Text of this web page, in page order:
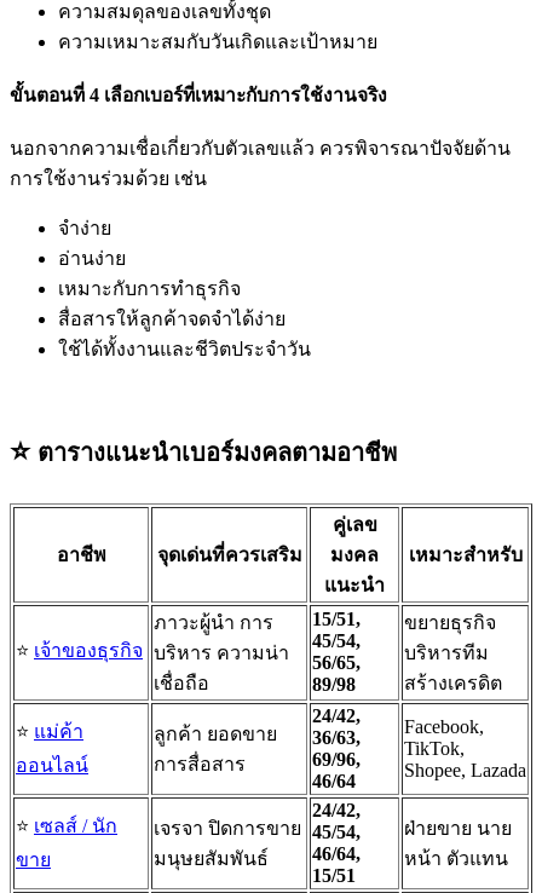
ความสมดุลของเลขทั้งชุด
ความเหมาะสมกับวันเกิดและเป้าหมาย
ขั้นตอนที่ 4 เลือกเบอร์ที่เหมาะกับการใช้งานจริง
นอกจากความเชื่อเกี่ยวกับตัวเลขแล้ว ควรพิจารณาปัจจัยด้าน
การใช้งานร่วมด้วย เช่น
จำง่าย
อ่านง่าย
เหมาะกับการทำธุรกิจ
สื่อสารให้ลูกค้าจดจำได้ง่าย
ใช้ได้ทั้งงานและชีวิตประจำวัน
⭐️ ตารางแนะนำเบอร์มงคลตามอาชีพ
อาชีพ จุดเด่นที่ควรเสริม
คู่เลข
มงคล
แนะนำ
เหมาะสำหรับ
⭐️ เจ้าของธุรกิจ
ภาวะผู้นำ การ
บริหาร ความน่า
เชื่อถือ
15/51,
45/54,
56/65,
89/98
ขยายธุรกิจ
บริหารทีม
สร้างเครดิต
⭐️ แม่ค้า
ออนไลน์
ลูกค้า ยอดขาย
การสื่อสาร
24/42,
36/63,
69/96,
46/64
Facebook,
TikTok,
Shopee, Lazada
⭐️ เซลส์ / นัก
ขาย
เจรจา ปิดการขาย
มนุษยสัมพันธ์
24/42,
45/54,
46/64,
15/51
ฝ่ายขาย นาย
หน้า ตัวแทน